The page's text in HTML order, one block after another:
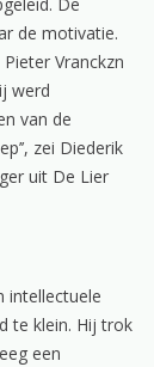
de motivatie.
Vranckzn
werd
van de
zei Diederik
uit De Lier
intellectuele
te klein. Hij trok
een